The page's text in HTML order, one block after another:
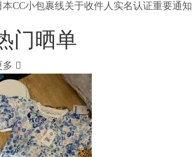
本CC小包裹线关于收件人实名认证重要通知
门晒单
多